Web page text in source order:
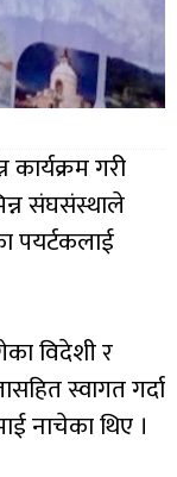
कार्यक्रम गरी
संघसंस्थाले
पयर्टकलाई
विदेशी र
स्वागत गर्दा
नाचेका थिए ।